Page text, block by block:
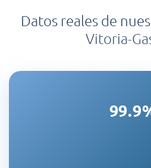
Datos reales de
Vitoria-